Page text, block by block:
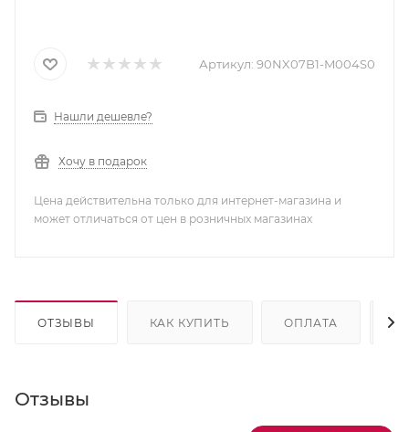
Артикул: 90NX07B1-M004S0
Нашли дешевле?
Хочу в подарок
Цена действительна только для интернет-магазина и
может отличаться от цен в розничных магазинах
ОТЗЫВЫ КАК КУПИТЬ ОПЛАТА
Отзывы